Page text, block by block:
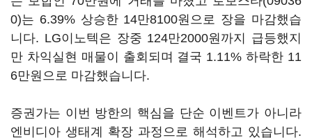
0)는 6.39% 상승한 14만8100원으로 장을 마감했습
니다. LG이노텍은 장중 124만2000원까지 급등했지
만 차익실현 매물이 출회되며 결국 1.11% 하락한 11
6만원으로 마감했습니다.
증권가는 이번 방한의 핵심을 단순 이벤트가 아니라
엔비디아 생태계 확장 과정으로 해석하고 있습니다.